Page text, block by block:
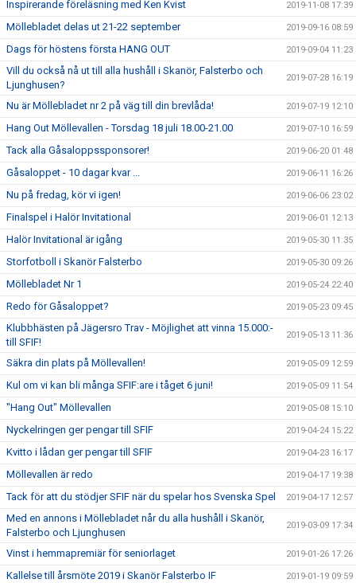
Inspirerande föreläsning med Ken Kvist 2019-11-08 17:39
Möllebladet delas ut 21-22 september 2019-09-16 08:59
Dags för höstens första HANG OUT 2019-09-04 11:23
Vill du också nå ut till alla hushåll i Skanör, Falsterbo och
Ljunghusen?
2019-07-28 16:19
Nu är Möllebladet nr 2 på väg till din brevlåda! 2019-07-19 12:10
Hang Out Möllevallen - Torsdag 18 juli 18.00-21.00 2019-07-10 16:59
Tack alla Gåsaloppssponsorer! 2019-06-20 01:48
Gåsaloppet - 10 dagar kvar ... 2019-06-11 16:26
Nu på fredag, kör vi igen! 2019-06-06 23:02
Finalspel i Halör Invitational 2019-06-01 12:13
Halör Invitational är igång 2019-05-30 11:35
Storfotboll i Skanör Falsterbo 2019-05-30 09:26
Möllebladet Nr 1 2019-05-24 22:40
Redo för Gåsaloppet? 2019-05-23 09:45
Klubbhästen på Jägersro Trav - Möjlighet att vinna 15.000:-
till SFIF!
2019-05-13 11:36
Säkra din plats på Möllevallen! 2019-05-09 12:59
Kul om vi kan bli många SFIF:are i tåget 6 juni! 2019-05-09 11:54
"Hang Out" Möllevallen 2019-05-08 15:10
Nyckelringen ger pengar till SFIF 2019-04-24 15:22
Kvitto i lådan ger pengar till SFIF 2019-04-23 16:17
Möllevallen är redo 2019-04-17 19:38
Tack för att du stödjer SFIF när du spelar hos Svenska Spel 2019-04-17 12:57
Med en annons i Möllebladet når du alla hushåll i Skanör,
Falsterbo och Ljunghusen
2019-03-09 17:34
Vinst i hemmapremiär för seniorlaget 2019-01-26 17:26
Kallelse till årsmöte 2019 i Skanör Falsterbo IF 2019-01-19 09:59